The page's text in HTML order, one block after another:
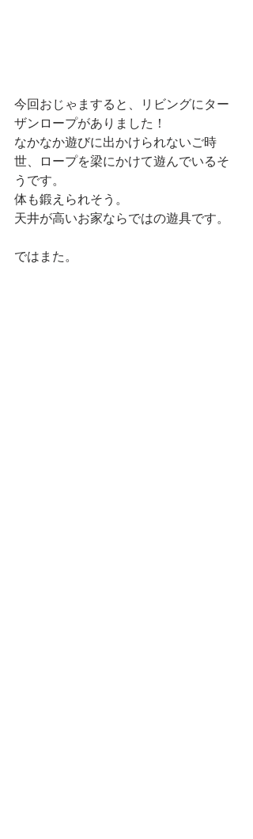
今回おじゃますると、リビングにター
ザンロープがありました！
なかなか遊びに出かけられないご時
世、ロープを梁にかけて遊んでいるそ
うです。
体も鍛えられそう。
天井が高いお家ならではの遊具です。
ではまた。